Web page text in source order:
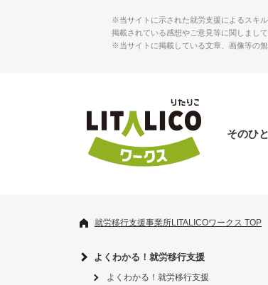
※当サイトに示された就労支援によるスキ
掲載されている感想やご意見等に関しまし
※当サイトに掲載している文章、画像等の
そのひ
就労移行支援事業所LITALICOワークス TOP
よくわかる！就労移行支援
よくわかる！就労移行支援